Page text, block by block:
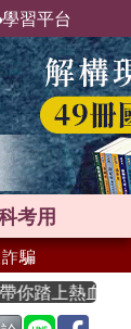
學習平台
考用
騙
熱血奇幻旅程